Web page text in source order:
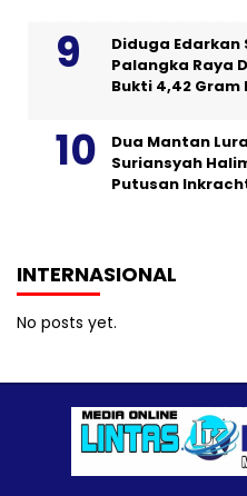
Diduga Edarkan
Palangka Raya
Bukti 4,42
Dua Mantan
Suriansyah
Putusan
INTERNASIONAL
No posts yet.